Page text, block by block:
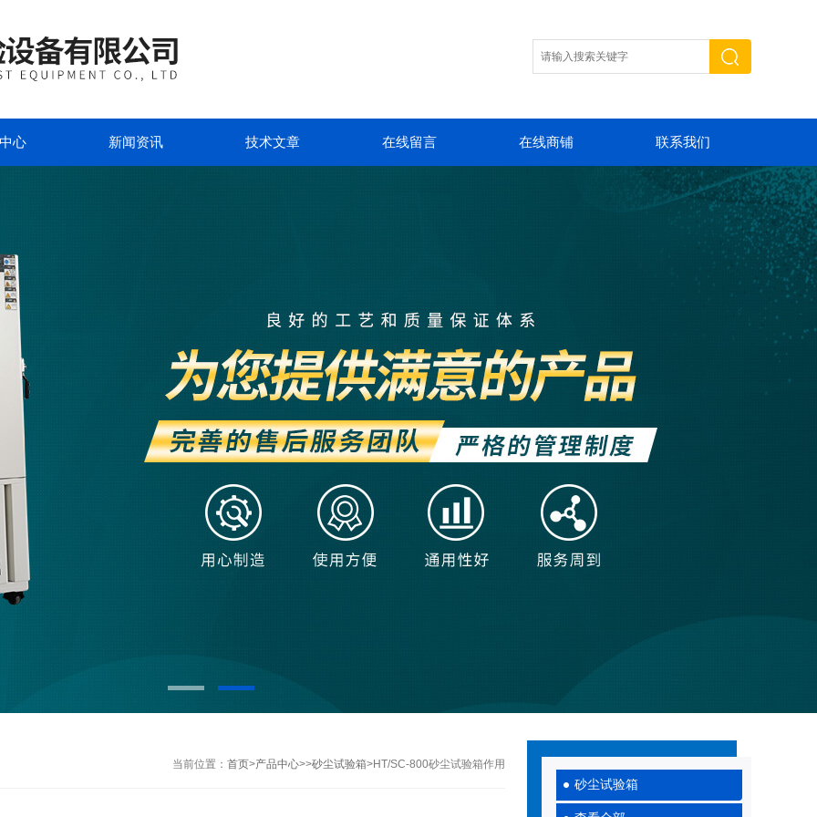
心 新闻资讯 技术文章 在线留言 在线商铺 联系我们
砂尘试验箱
当前位置： 首页>产品中心>>砂尘试验箱>HT/SC-800砂尘试验箱作用